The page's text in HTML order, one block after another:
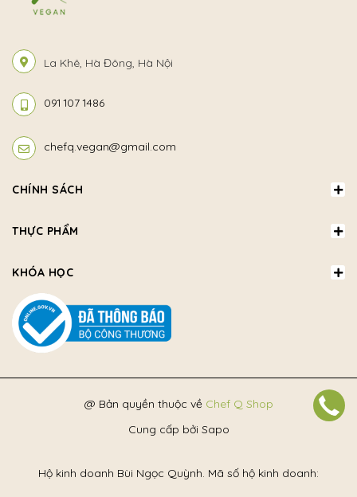
La Khê, Hà Đông, Hà Nội
091 107 1486
chefq.vegan@gmail.com
CHÍNH SÁCH
THỰC PHẨM
KHÓA HỌC
@ Bản quyền thuộc về Chef Q Shop
Cung cấp bởi Sapo
Hộ kinh doanh Bùi Ngọc Quỳnh. Mã số hộ kinh doanh: